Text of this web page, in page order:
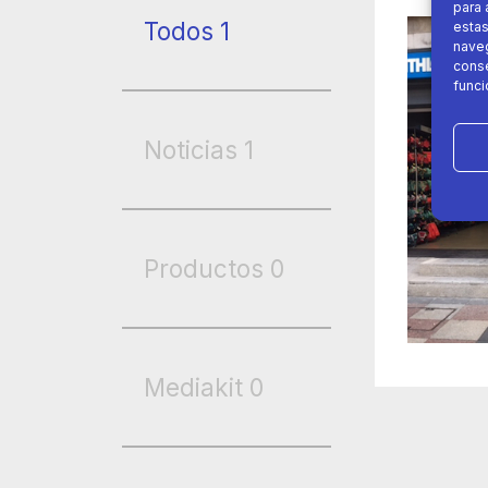
para
Todos 1
Noticias 1
Productos 0
Mediakit 0